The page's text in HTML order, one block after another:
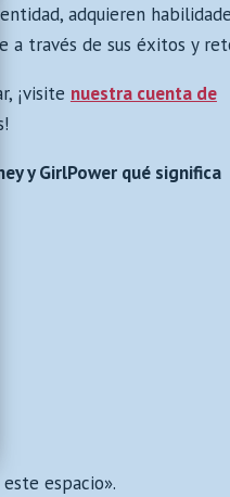
adquieren
a través de sus éxitos y
¡visite nuestra cuenta de
y GirlPower qué significa
espacio».